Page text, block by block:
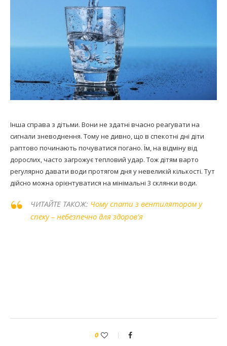
Інша справа з дітьми. Вони не здатні вчасно реагувати на
сигнали зневоднення. Тому не дивно, що в спекотні дні діти
раптово починають почуватися погано. Їм, на відміну від
дорослих, часто загрожує тепловий удар. Тож дітям варто
регулярно давати води протягом дня у невеликій кількості. Тут
дійсно можна орієнтуватися на мінімальні 3 склянки води.
ЧИТАЙТЕ ТАКОЖ: Чому спати з вентилятором у
спеку – небезпечно для здоров’я
0